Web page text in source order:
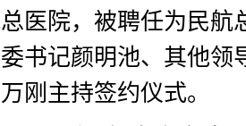
医院，被聘任为民
书记颜明池、其他
刚主持签约仪式。